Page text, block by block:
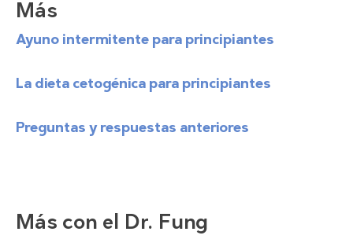
Más
Ayuno intermitente para principiantes
La dieta cetogénica para principiantes
Preguntas y respuestas anteriores
Más con el Dr. Fung